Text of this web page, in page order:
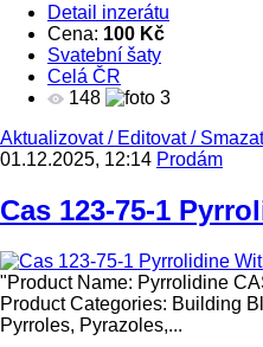
Detail inzerátu
Cena: 100 Kč
Svatební šaty
Celá ČR
148
3
Aktualizovat/ Editovat/ Smazat
01.12.2025, 12:14 Prodám
Cas 123-75-1
"Product Name: Pyrrolidine
Product Categories: Building
Pyrroles, Pyrazoles,...